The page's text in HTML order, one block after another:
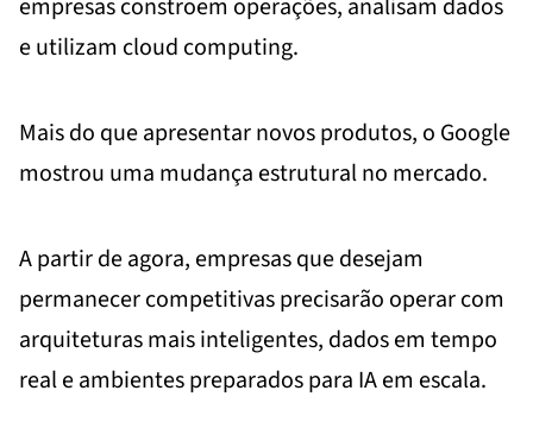
e utilizam cloud computing.
Mais do que apresentar novos produtos, o Google
mostrou uma mudança estrutural no mercado.
A partir de agora, empresas que desejam
permanecer competitivas precisarão operar com
arquiteturas mais inteligentes, dados em tempo
real e ambientes preparados para IA em escala.